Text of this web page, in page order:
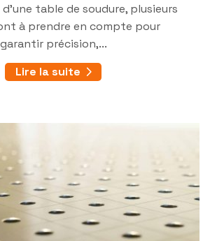
table de soudure, plusieurs
à prendre en compte pour
garantir précision,...
Lire la suite